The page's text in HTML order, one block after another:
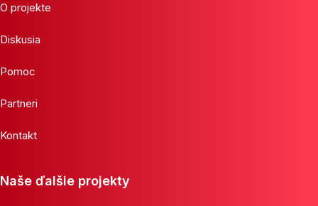
O projekte
Diskusia
Pomoc
Partneri
Kontakt
Naše ďalšie projekty